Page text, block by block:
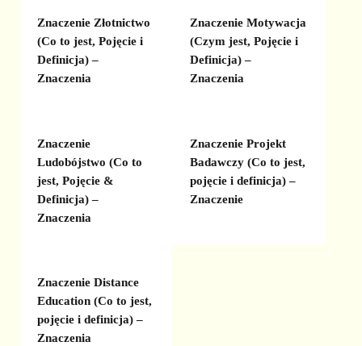
Znaczenie Złotnictwo
(Co to jest, Pojęcie i
Definicja) –
Znaczenia
Znaczenie Motywacja
(Czym jest, Pojęcie i
Definicja) –
Znaczenia
Znaczenie
Ludobójstwo (Co to
jest, Pojęcie &
Definicja) –
Znaczenia
Znaczenie Projekt
Badawczy (Co to jest,
pojęcie i definicja) –
Znaczenie
Znaczenie Distance
Education (Co to jest,
pojęcie i definicja) –
Znaczenia